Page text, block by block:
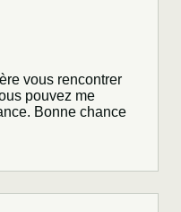
vous rencontrer
pouvez me
Bonne chance